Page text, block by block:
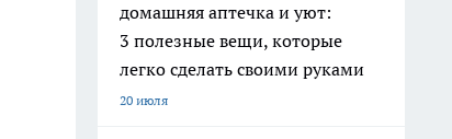
домашняя аптечка и уют:
3 полезные вещи, которые
легко сделать своими руками
20 июля